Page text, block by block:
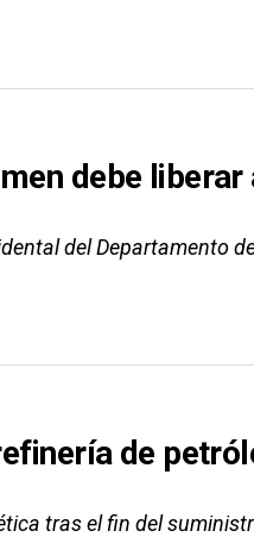
debe liberar
del Departamento
de
tras el fin del